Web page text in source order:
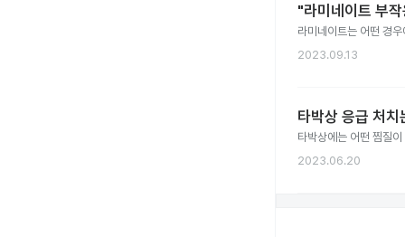
"라미네이트 부
라미네이트는 어떤 경
2023.09.13
타박상 응급 처
타박상에는 어떤 찜질
2023.06.20